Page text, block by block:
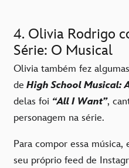
4. Olivia Rodrigo
Série: O Musical
Olivia também fez
de High School Musical:
delas foi “All I Want”,
personagem na série.
Para compor essa música,
seu próprio feed de